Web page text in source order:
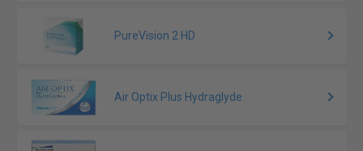
PureVision 2 HD
Air Optix Plus Hydraglyde